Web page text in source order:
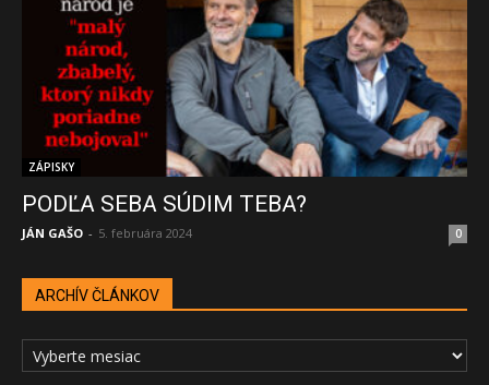
ZÁPISKY
PODĽA SEBA SÚDIM TEBA?
JÁN GAŠO - 5. februára 2024 0
ARCHÍV ČLÁNKOV
ARCHÍV
ČLÁNKOV